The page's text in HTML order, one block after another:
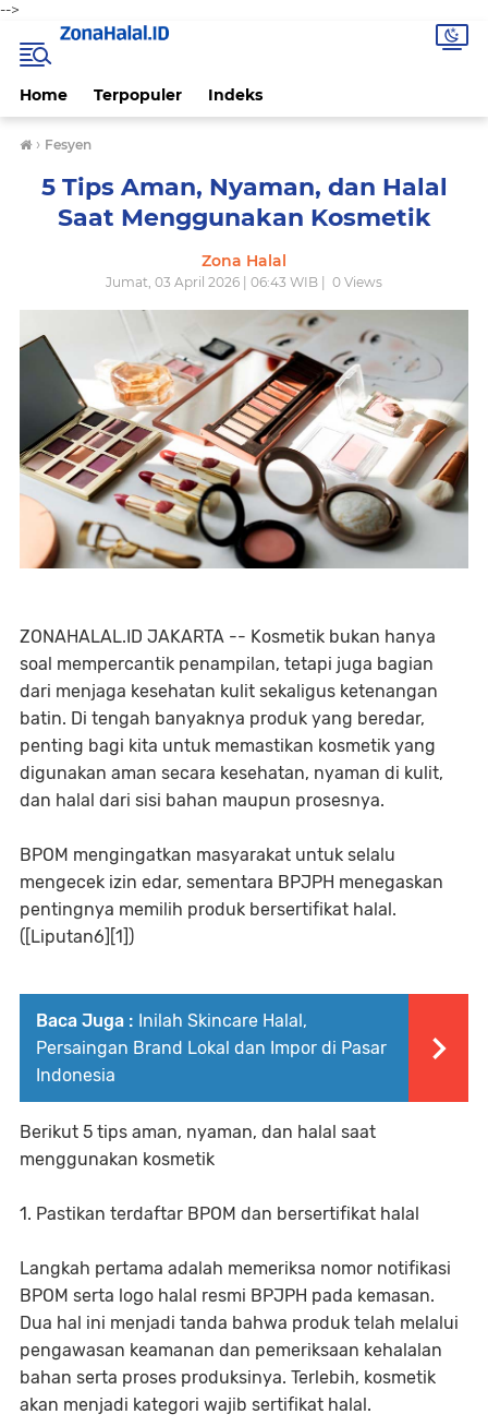
-->
Home Terpopuler Indeks
› Fesyen
5 Tips Aman, Nyaman, dan Halal
Saat Menggunakan Kosmetik
Zona Halal
Jumat, 03 April 2026 | 06:43 WIB | 0 Views
ZONAHALAL.ID JAKARTA -- Kosmetik bukan hanya
soal mempercantik penampilan, tetapi juga bagian
dari menjaga kesehatan kulit sekaligus ketenangan
batin. Di tengah banyaknya produk yang beredar,
penting bagi kita untuk memastikan kosmetik yang
digunakan aman secara kesehatan, nyaman di kulit,
dan halal dari sisi bahan maupun prosesnya.
BPOM mengingatkan masyarakat untuk selalu
mengecek izin edar, sementara BPJPH menegaskan
pentingnya memilih produk bersertifikat halal.
([Liputan6][1])
Baca Juga : Inilah Skincare Halal,
Persaingan Brand Lokal dan Impor di Pasar
Indonesia
Berikut 5 tips aman, nyaman, dan halal saat
menggunakan kosmetik
1. Pastikan terdaftar BPOM dan bersertifikat halal
Langkah pertama adalah memeriksa nomor notifikasi
BPOM serta logo halal resmi BPJPH pada kemasan.
Dua hal ini menjadi tanda bahwa produk telah melalui
pengawasan keamanan dan pemeriksaan kehalalan
bahan serta proses produksinya. Terlebih, kosmetik
akan menjadi kategori wajib sertifikat halal.